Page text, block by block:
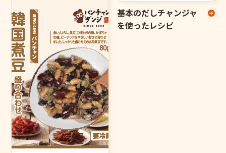
基本のだしチャンジャ
を使ったレシピ